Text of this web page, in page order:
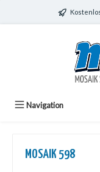
Zum Hauptinhalt springen
Navigation
MOSAIK 598